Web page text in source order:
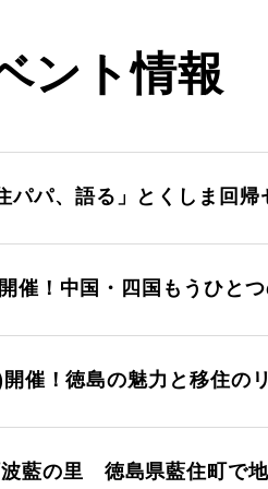
ント情報
パパ、語る」とくしま回
催！中国・四国もうひと
開催！徳島の魅力と移住の
波藍の里 徳島県藍住町で